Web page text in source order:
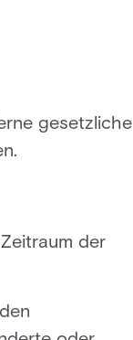
gesetzliche
der